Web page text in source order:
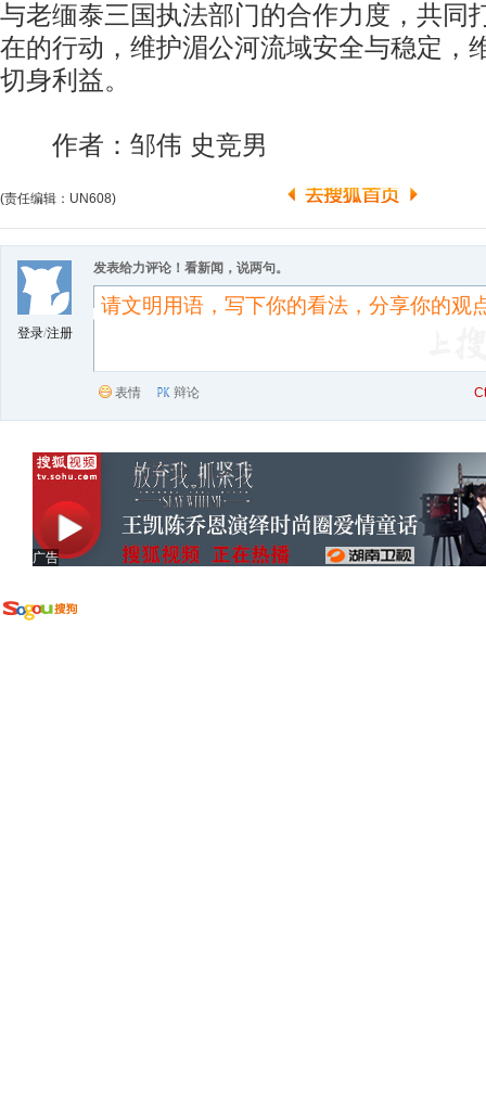
与老缅泰三国执法部门的合作力度，共同
在的行动，维护湄公河流域安全与稳定，
切身利益。
作者：邹伟 史竞男
(责任编辑：UN608)
登录/注册
发表给力评论！看新闻，说两句。
表情 辩论
广告